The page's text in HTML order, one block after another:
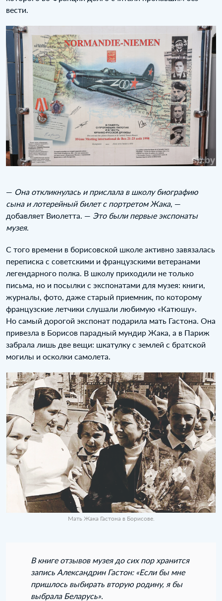
вести.
— Она откликнулась и прислала в школу биографию
сына и лотерейный билет с портретом Жака, —
добавляет Виолетта. — Это были первые экспонаты
музея.
С того времени в борисовской школе активно завязалась
переписка с советскими и французскими ветеранами
легендарного полка. В школу приходили не только
письма, но и посылки с экспонатами для музея: книги,
журналы, фото, даже старый приемник, по которому
французские летчики слушали любимую «Катюшу».
Но самый дорогой экспонат подарила мать Гастона. Она
привезла в Борисов парадный мундир Жака, а в Париж
забрала лишь две вещи: шкатулку с землей с братской
могилы и осколки самолета.
Мать Жака Гастона в Борисове.
В книге отзывов музея до сих пор хранится
запись Александрин Гастон: «Если бы мне
пришлось выбирать вторую родину, я бы
выбрала Беларусь».